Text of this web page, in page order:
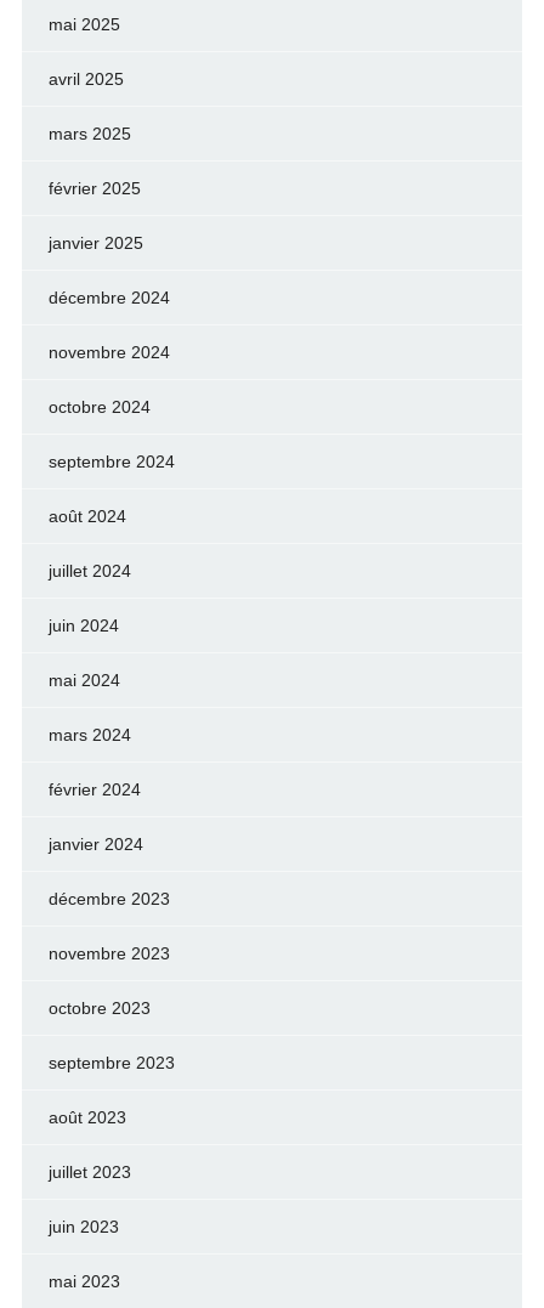
mai 2025
avril 2025
mars 2025
février 2025
janvier 2025
décembre 2024
novembre 2024
octobre 2024
septembre 2024
août 2024
juillet 2024
juin 2024
mai 2024
mars 2024
février 2024
janvier 2024
décembre 2023
novembre 2023
octobre 2023
septembre 2023
août 2023
juillet 2023
juin 2023
mai 2023